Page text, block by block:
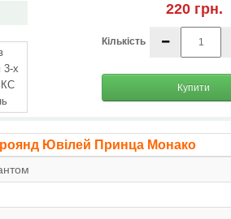
3-х
220 грн.
Кількість
Купити
Ювілей Принца Монако